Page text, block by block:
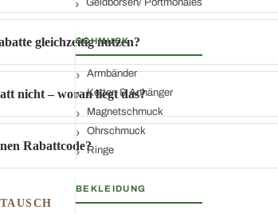
SCHMUCK
Armbänder
Ketten & Anhänger
Magnetschmuck
Ohrschmuck
Ringe
BEKLEIDUNG
gleichzeitig nutzen?
nicht – woran liegt das?
Rabattcode?